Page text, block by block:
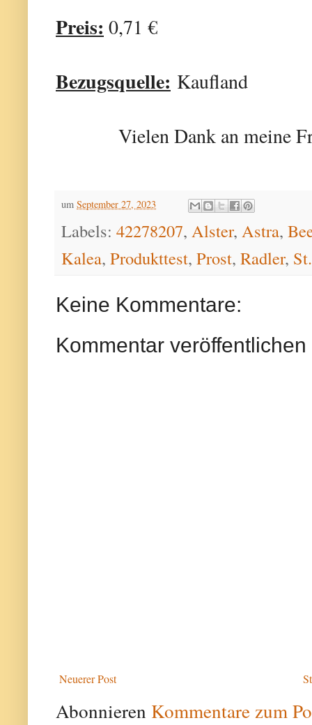
Preis: 0,71 €
Bezugsquelle: Kaufland
Vielen Dank an meine
um September 27, 2023
Labels: 42278207, Alster, Astra,
Kalea, Produkttest, Prost, Radler,
Keine Kommentare:
Kommentar veröffentlichen
Neuerer Post
Abonnieren Kommentare zum